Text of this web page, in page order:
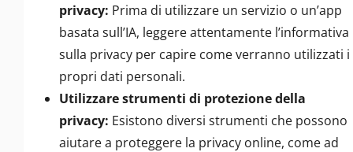
privacy: Prima di utilizzare un servizio o un’app
basata sull’IA, leggere attentamente l’informativa
sulla privacy per capire come verranno utilizzati i
propri dati personali.
Utilizzare strumenti di protezione della
privacy: Esistono diversi strumenti che possono
aiutare a proteggere la privacy online, come ad